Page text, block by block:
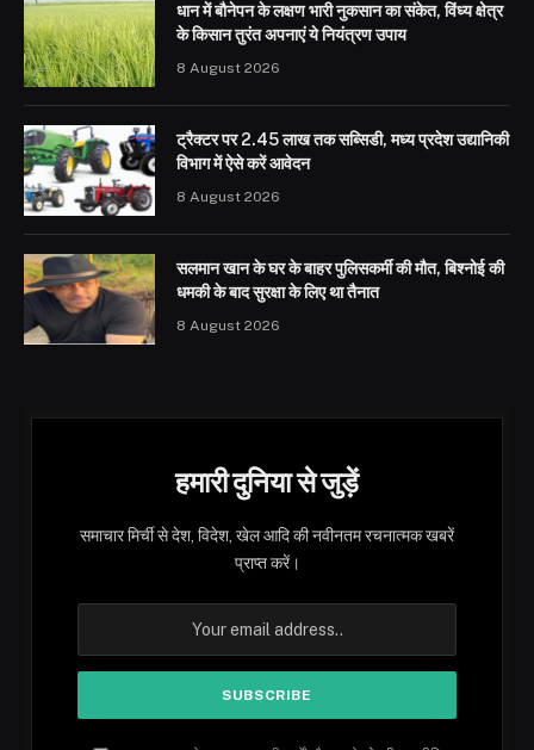
धान में बौनेपन के लक्षण भारी नुकसान का संकेत, विंध्य क्षेत्र
के किसान तुरंत अपनाएं ये नियंत्रण उपाय
8 August 2026
ट्रैक्टर पर 2.45 लाख तक सब्सिडी, मध्य प्रदेश उद्यानिकी
विभाग में ऐसे करें आवेदन
8 August 2026
सलमान खान के घर के बाहर पुलिसकर्मी की मौत, बिश्नोई की
धमकी के बाद सुरक्षा के लिए था तैनात
8 August 2026
हमारी दुनिया से जुड़ें
समाचार मिर्ची से देश, विदेश, खेल आदि की नवीनतम रचनात्मक खबरें
प्राप्त करें।